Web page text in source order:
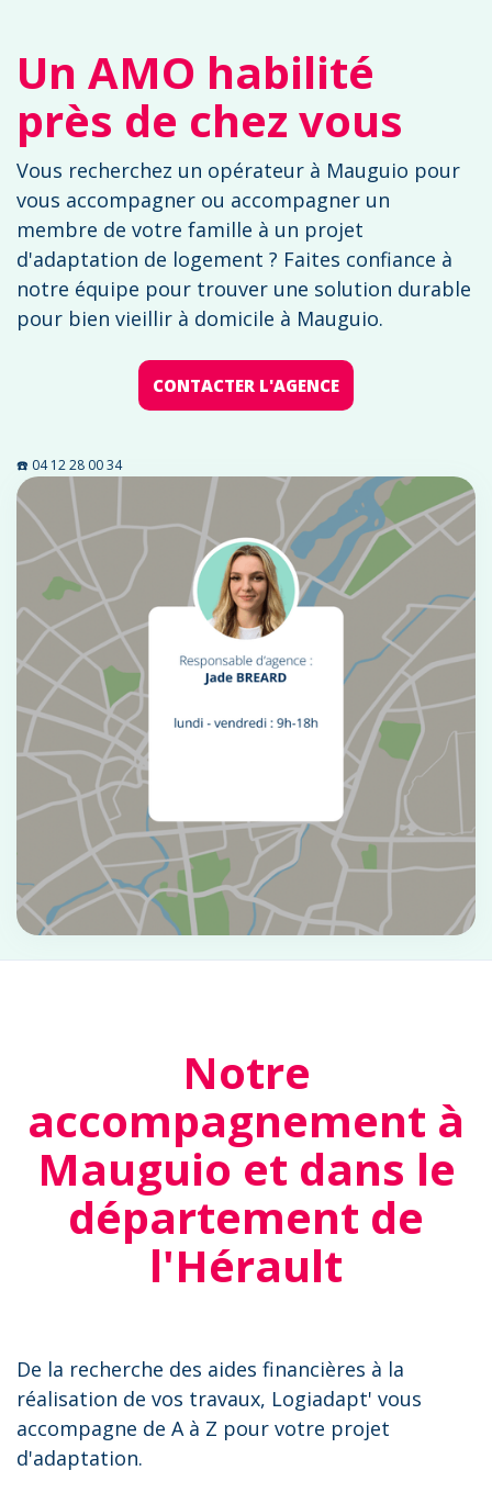
Un AMO habilité
près de chez vous
Vous recherchez un opérateur à Mauguio pour
vous accompagner ou accompagner un
membre de votre famille à un projet
d'adaptation de logement ? Faites confiance à
notre équipe pour trouver une solution durable
pour bien vieillir à domicile à Mauguio.
CONTACTER L'AGENCE
☎️ 04 12 28 00 34
Notre
accompagnement à
Mauguio et dans le
département de
l'Hérault
De la recherche des aides financières à la
réalisation de vos travaux, Logiadapt' vous
accompagne de A à Z pour votre projet
d'adaptation.